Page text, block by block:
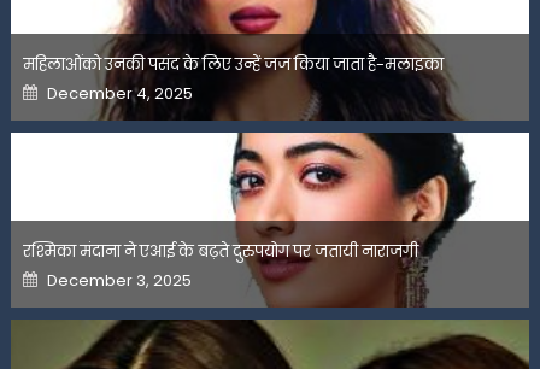
महिलाओंको उनकी पसंद के लिए उन्हें जज किया जाता है-मलाइका
Posted
on
December 4, 2025
रश्मिका मंदाना ने एआई के बढ़ते दुरुपयोग पर जतायी नाराजगी
Posted
on
December 3, 2025